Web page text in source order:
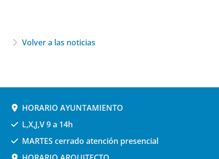
Volver a las noticias
HORARIO AYUNTAMIENTO
L,X,J,V 9 a 14h
MARTES cerrado atención presencial